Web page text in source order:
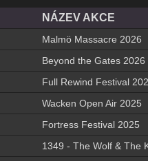
NÁZEV AKCE
Malmö Massacre 2026
Beyond the Gates 2026
Full Rewind Festival
Wacken Open Air 2025
Fortress Festival 2025
1349 - The Wolf & The